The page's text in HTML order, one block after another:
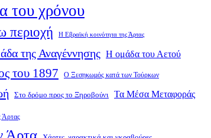
του χρόνου
περιοχή Η Εβραϊκή κοινότητα της Άρτας
της Αναγέννησης Η ομάδα του Αετού
του 1897 Ο Ξεσηκωμός κατά των Τούρκων
Στο δρόμο προς το Ξηροβούνι Τα Μέσα Μεταφοράς
Άρτας